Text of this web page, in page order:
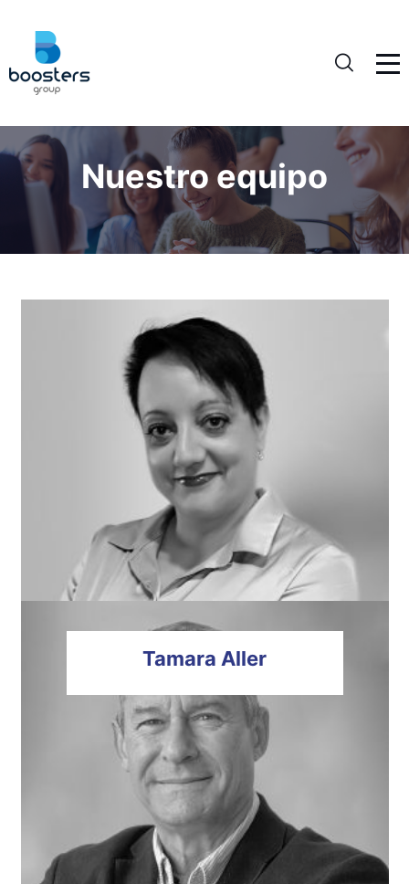
Nuestro equipo
Tamara Aller